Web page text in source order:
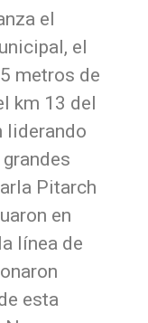
el
el
metros de
km 13 del
liderando
Pitarch
en
línea de
esta